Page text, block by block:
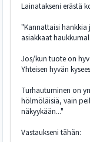
Lainatakseni erästä
"Kannattaisi
asiakkaat
Jos/kun tuote on
Yhteisen hyvän
Turhautuminen on
hölmöläisiä, vain
näkyykään..."
Vastaukseni tähän: